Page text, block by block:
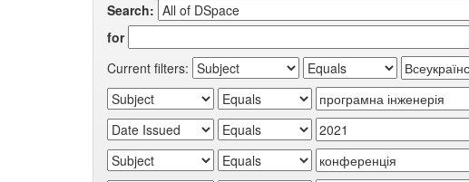
Search:
for
Current filters: